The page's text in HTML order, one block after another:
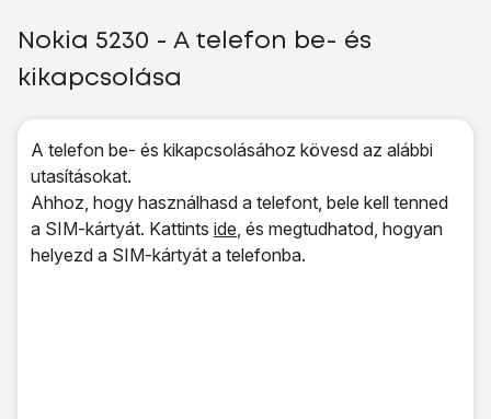
Nokia 5230 - A telefon be- és
kikapcsolása
A telefon be- és kikapcsolásához kövesd az alábbi
utasításokat.
Ahhoz, hogy használhasd a telefont, bele kell tenned
a SIM-kártyát. Kattints ide, és megtudhatod, hogyan
helyezd a SIM-kártyát a telefonba.